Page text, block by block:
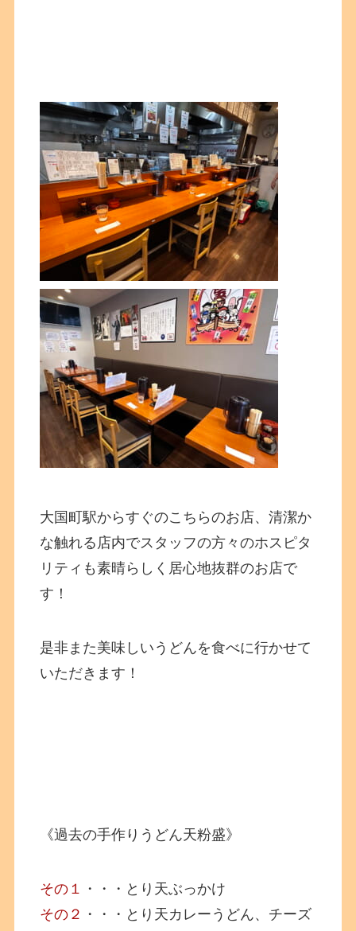
大国町駅からすぐのこちらのお店、清潔か
な触れる店内でスタッフの方々のホスピタ
リティも素晴らしく居心地抜群のお店で
す！
是非また美味しいうどんを食べに行かせて
いただきます！
《過去の手作りうどん天粉盛》
その１ ・・・とり天ぶっかけ
その２ ・・・とり天カレーうどん、チーズ